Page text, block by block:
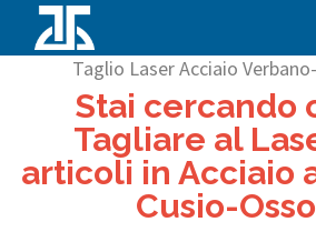
Taglio Laser Acciaio
Stai cercando
Tagliare al
articoli in Acciaio
Cusio-